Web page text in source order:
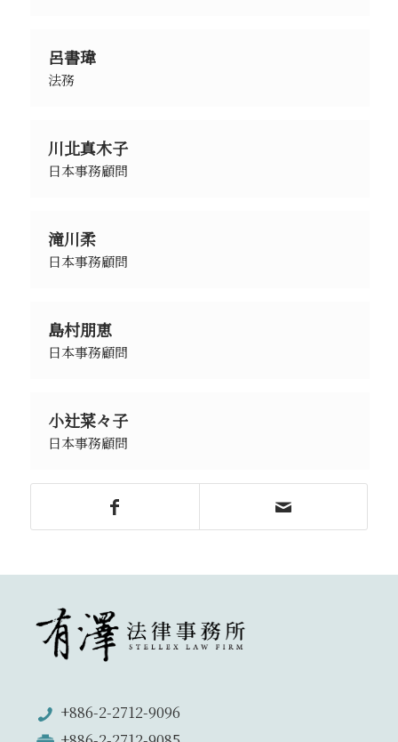
呂書瑋
法務
川北真木子
日本事務顧問
滝川柔
日本事務顧問
島村朋恵
日本事務顧問
小辻菜々子
日本事務顧問
+886-2-2712-9096